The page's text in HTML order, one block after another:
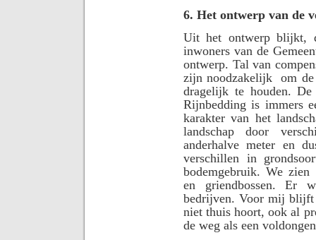
6. Het ontwerp van de
Uit het ontwerp blijkt,
inwoners van de
ontwerp. Tal van
zijn noodzakelijk
om
dragelijk te houden.
Rijnbedding is immers
karakter van het
landschap door
anderhalve meter en
verschillen in
bodemgebruik. We zien
en griendbossen. Er
bedrijven. Voor mij blijft
niet thuis hoort, ook al
de weg als een